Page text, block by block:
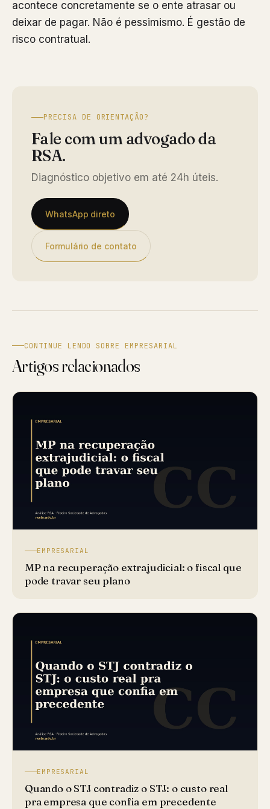
acontece concretamente se o ente atrasar ou
deixar de pagar. Não é pessimismo. É gestão de
risco contratual.
PRECISA DE ORIENTAÇÃO?
Fale com um advogado da
RSA.
Diagnóstico objetivo em até 24h úteis.
WhatsApp direto
Formulário de contato
CONTINUE LENDO SOBRE EMPRESARIAL
Artigos relacionados
EMPRESARIAL
MP na recuperação extrajudicial: o fiscal que
pode travar seu plano
EMPRESARIAL
Quando o STJ contradiz o STJ: o custo real
pra empresa que confia em precedente